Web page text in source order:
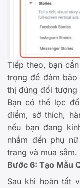
Tiếp theo, bạn
trọng để đảm bảo
thị đúng đối tượng
Bạn có thể lọc
điểm, sở thích,
nếu bạn đang
nhắm đến phụ
trang và mua sắm.
Bước 6: Tạo Mẫu
Sau khi hoàn tất